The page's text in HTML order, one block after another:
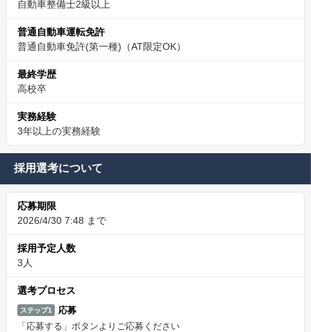
自動車整備士2級以上
普通自動車運転免許
普通自動車免許(第一種)（AT限定OK）
最終学歴
高校卒
実務経験
3年以上の実務経験
採用選考について
応募期限
2026/4/30 7:48 まで
採用予定人数
3人
選考プロセス
ステップ1
応募
「応募する」ボタンよりご応募ください